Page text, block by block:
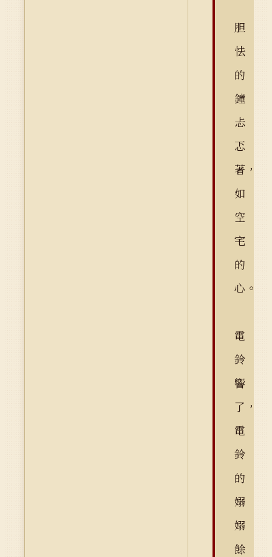
胆
怯
的
鐘
忐
忑
著，
如
空
宅
的
心。
電
鈴
響
了，
電
鈴
的
嫋
嫋
餘